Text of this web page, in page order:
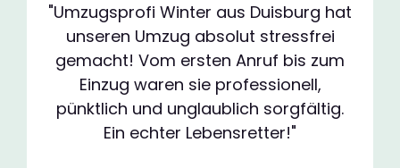
"Umzugsprofi Winter aus Duisburg hat
unseren Umzug absolut stressfrei
gemacht! Vom ersten Anruf bis zum
Einzug waren sie professionell,
pünktlich und unglaublich sorgfältig.
Ein echter Lebensretter!"